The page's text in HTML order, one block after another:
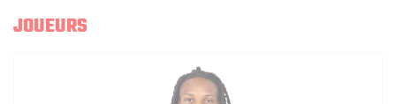
JOUEURS